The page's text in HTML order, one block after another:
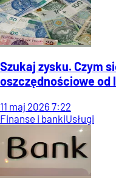
Szukaj zysku. Czym
oszczędnościowe od
11 maj 2026 7:22
Finanse i bankiUsługi